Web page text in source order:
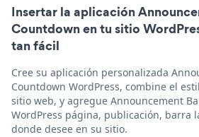
Insertar la aplicación
Countdown en tu sitio
tan fácil
Cree su aplicación personalizada
Countdown WordPress, combine el
sitio web, y agregue Announcement
WordPress página, publicación, barra
donde desee en su sitio.